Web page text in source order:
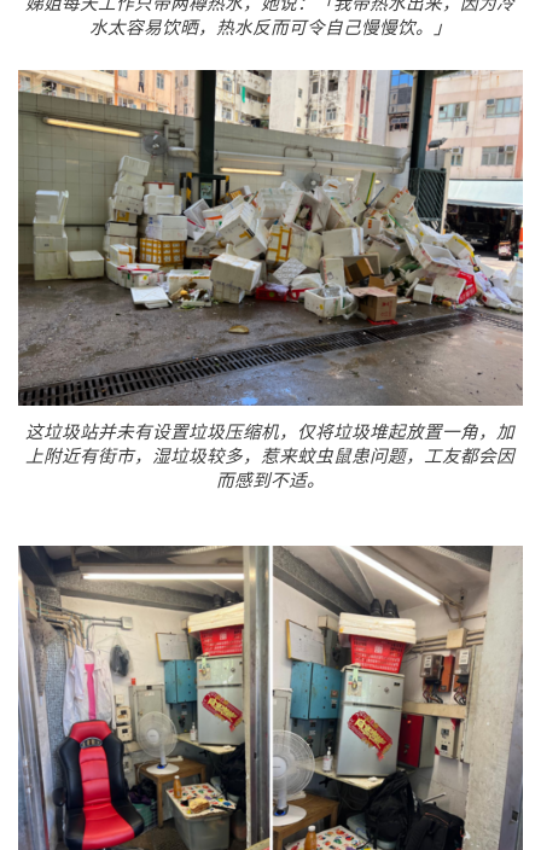
娣姐每天工作只带两樽热水，她说：「我带热水出来，因为冷
水太容易饮晒，热水反而可令自己慢慢饮。」
这垃圾站并未有设置垃圾压缩机，仅将垃圾堆起放置一角，加
上附近有街市，湿垃圾较多，惹来蚊虫鼠患问题，工友都会因
而感到不适。